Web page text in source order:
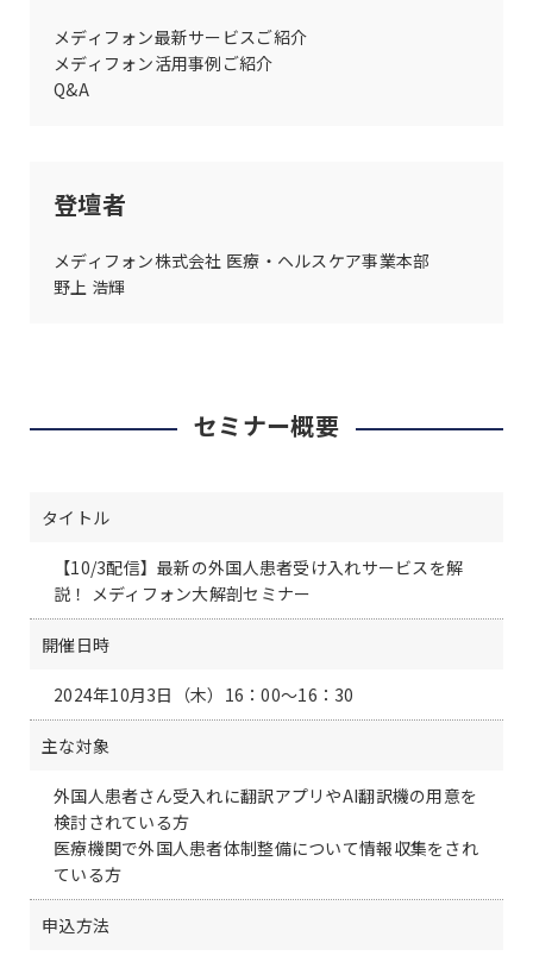
メディフォン最新サービスご紹介
メディフォン活用事例ご紹介
Q&A
登壇者
メディフォン株式会社 医療・ヘルスケア事業本部
野上 浩輝
セミナー概要
タイトル
【10/3配信】最新の外国人患者受け入れサービスを解
説！ メディフォン大解剖セミナー
開催日時
2024年10月3日（木）16：00～16：30
主な対象
外国人患者さん受入れに翻訳アプリやAI翻訳機の用意を
検討されている方
医療機関で​​​外国人患者体制整備について情報収集をされ
ている方
申込方法